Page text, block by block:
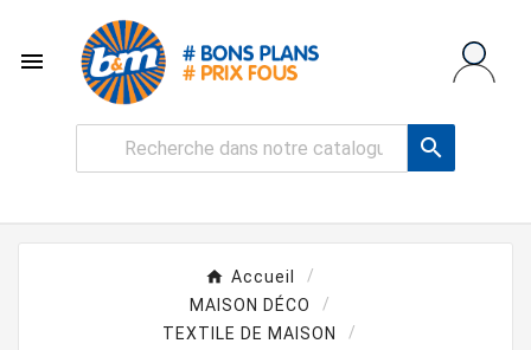


Accueil
MAISON DÉCO
TEXTILE DE MAISON